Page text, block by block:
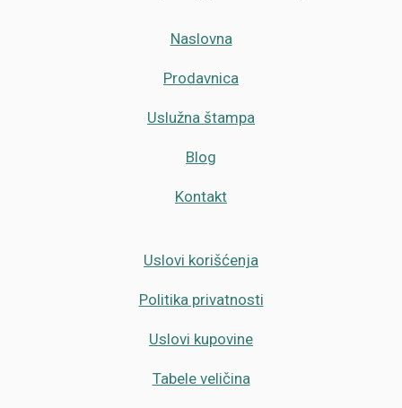
Naslovna
Prodavnica
Uslužna štampa
Blog
Kontakt
Uslovi korišćenja
Politika privatnosti
Uslovi kupovine
Tabele veličina